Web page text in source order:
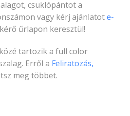
csuklópántot a
vagy kérj ajánlatote-
űrlapon keresztül!
tartozik a full color
Erről a Feliratozás,
meg többet.